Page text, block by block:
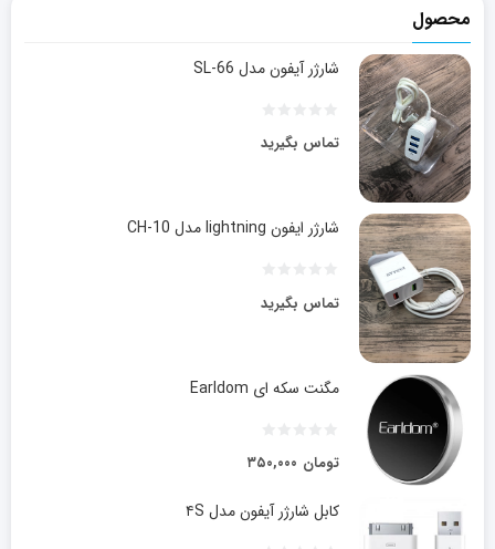
محصول
شارژر آیفون مدل SL-66
تماس بگیرید
شارژر ایفون lightning مدل CH-10
تماس بگیرید
مگنت سکه ای Earldom
۳۵۰,۰۰۰ تومان
کابل شارژر آیفون مدل ۴S